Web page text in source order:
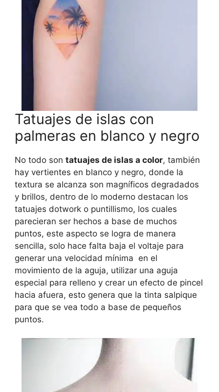
Tatuajes de islas con
palmeras en blanco y negro
No todo son tatuajes de islas a color, también
hay vertientes en blanco y negro, donde la
textura se alcanza son magníficos degradados
y brillos, dentro de lo moderno destacan los
tatuajes dotwork o puntillismo, los cuales
parecieran ser hechos a base de muchos
puntos, este aspecto se logra de manera
sencilla, solo hace falta baja el voltaje para
generar una velocidad mínima en el
movimiento de la aguja, utilizar una aguja
especial para relleno y crear un efecto de pincel
hacia afuera, esto genera que la tinta salpique
para que se vea todo a base de pequeños
puntos.